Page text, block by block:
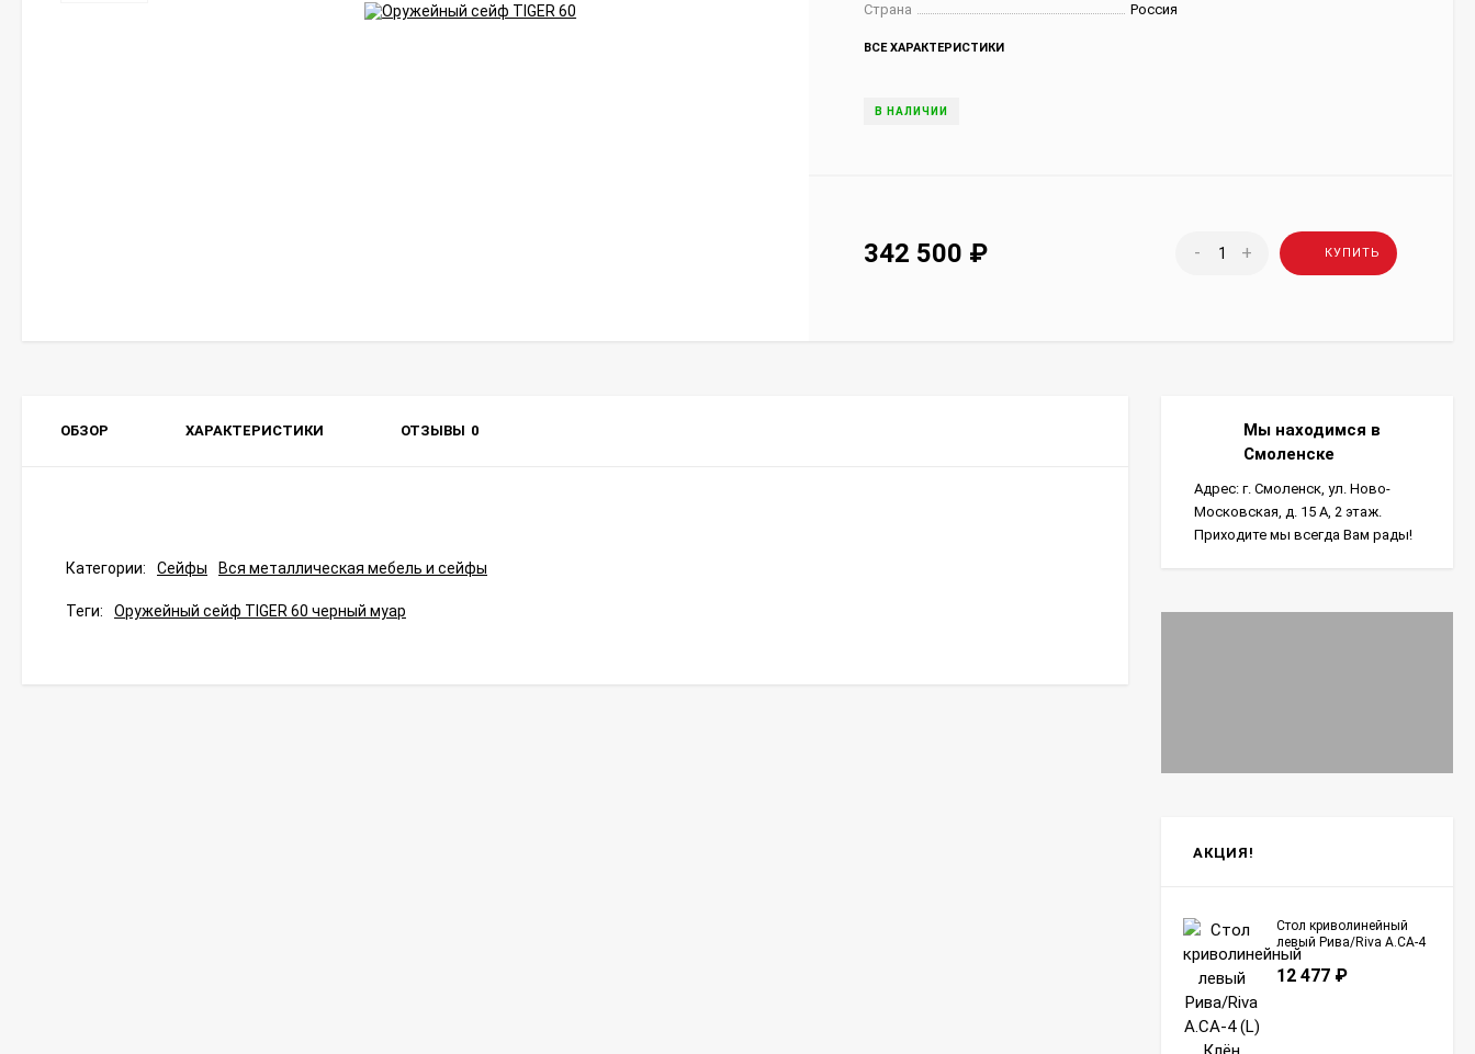
Страна
Россия
ВСЕ ХАРАКТЕРИСТИКИ
В НАЛИЧИИ
342 500 ₽ - + КУПИТЬ
ОБЗОР ХАРАКТЕРИСТИКИ ОТЗЫВЫ 0
Категории: Сейфы Вся металлическая мебель и сейфы
Теги: Оружейный сейф TIGER 60 черный муар
Мы находимся в
Смоленске
Адрес: г. Смоленск, ул. Ново-
Московская, д. 15 А, 2 этаж.
Приходите мы всегда Вам рады!
АКЦИЯ!
Стол криволинейный
левый Рива/Riva А.СА-4
(L) Клён
12 477 ₽